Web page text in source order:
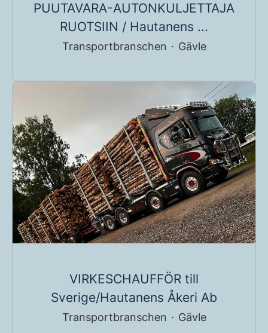
PUUTAVARA-AUTONKULJETTAJA
RUOTSIIN / Hautanens ...
Transportbranschen · Gävle
VIRKESCHAUFFÖR till
Sverige/Hautanens Åkeri Ab
Transportbranschen · Gävle